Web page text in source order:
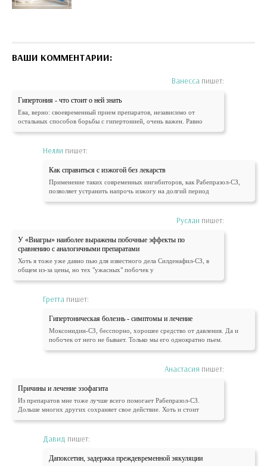
ВАШИ КОММЕНТАРИИ:
Ванесса пишет:
Гипертония - что стоит о ней знать
Ева, верно: своевременный прием препаратов, независимо от
остальных способов борьбы с гипертонией, очень важен. Равно
Нелли пишет:
Как справиться с изжогой без лекарств
Применение таких современных ингибиторов, как Рабепразол-СЗ,
позволяет устранить напрочь изжогу на долгий период
Руслан пишет:
У «Виагры» наиболее выражены побочные эффекты по
сравнению с аналогичными препаратами
Хоть я тоже уже давно пью для известного дела Силденафил-СЗ, в
общем из-за цены, но тех "ужасных" побочек у
Гретта пишет:
Гипертоническая болезнь - симптомы и лечение
Моксонидин-СЗ, бесспорно, хорошее средство от давления. Да и
побочек от него не бывает. Только мы его однократно пьем.
Анастасия пишет:
Причины и лечение эзофагита
Из препаратов мне тоже лучше всего помогает Рабепразол-СЗ.
Дольше многих других сохраняет свое действие. Хоть и стоит
Давид пишет:
Дапоксетин, задержка преждевременной эякуляции